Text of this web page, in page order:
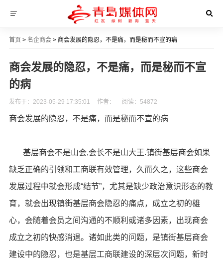
首页 > 名企商会> 商会发展的隐忍，不是痛，而是秘而不宣的病
商会发展的隐忍，不是痛，而是秘而不宣
的病
发布于：2023-05-29 17:35:01 作者： 阅读： 54872
商会发展的隐忍，不是痛，而是秘而不宣的病
基层商会不是山会,会长不是山大王.镇街基层商会如果
缺乏正确的引领和工商联有效管理，久而久之，这些商会
发展过程中就会形成“结节”，尤其是缺少政治意识形态的教
育，就会出现镇街基层商会隐忍的痛点，成立之初的雄
心，会随着会员之间沟通的不顺利或诸多因素，出现商会
成立之初的快感消退。诸如此类的问题，是镇街基层商会
建设中的隐忍，也是基层工商联建设的深层次问题，新时